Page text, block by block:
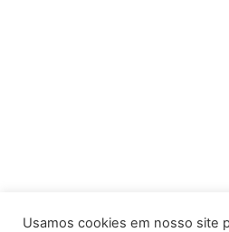
Usamos cookies em nosso site